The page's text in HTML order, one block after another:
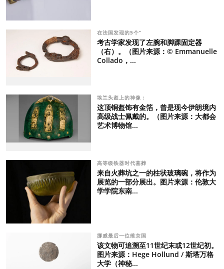
在法国发现的5个“
考古学家发现了左腕和脚踝固定器
（右）。（图片来源：© Emmanuelle
Collado，...
埃兰头盔上的神像：
这顶铜盔饰有金箔，曾是现今伊朗境内
高级战士佩戴的。（图片来源：大都会
艺术博物馆...
高等级铁器时代墓葬
来自火葬坑之一的柱状玻璃碗，将作为
展览的一部分展出。图片来源：伦敦大
学学院东南...
挪威最后一位维京国
该文物可追溯至11世纪末或12世纪初。
图片来源：Hege Hollund / 斯塔万格
大学（神秘...